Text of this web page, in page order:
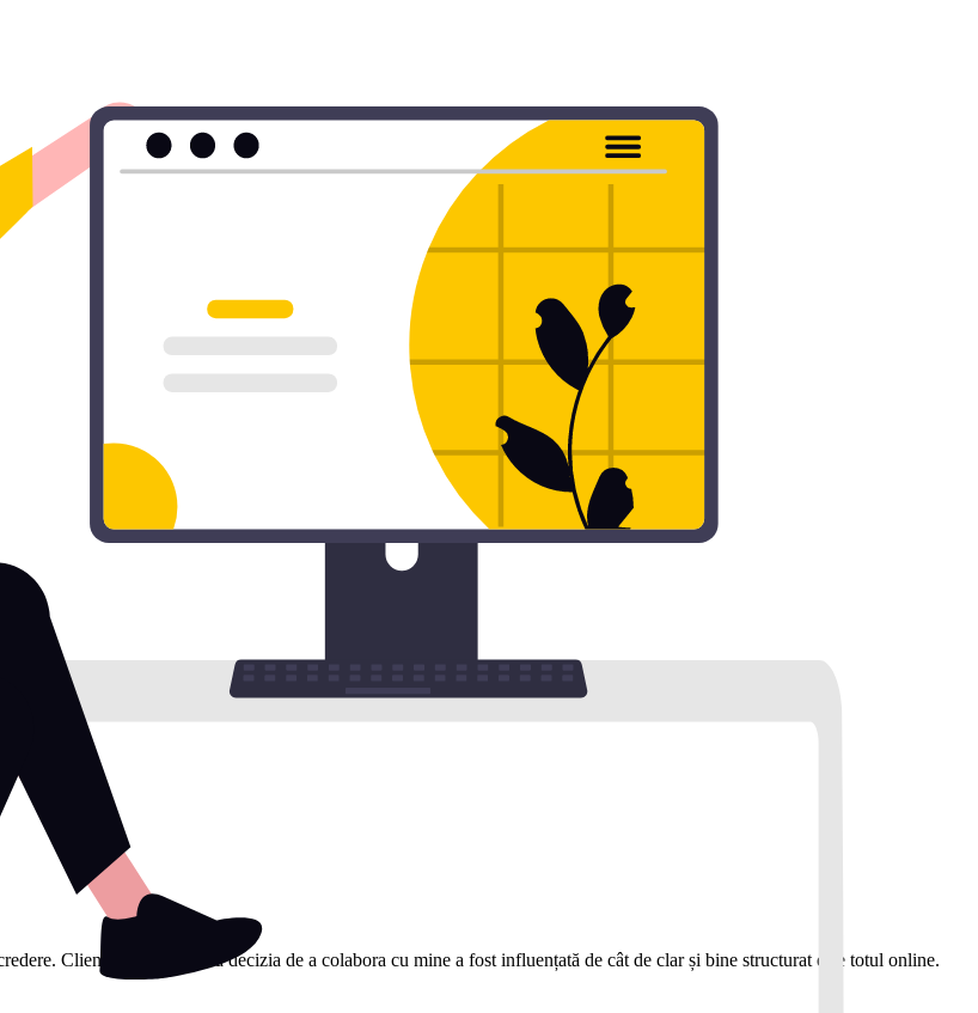
Clienții mi-au spus că decizia de a colabora cu mine a fost influențată de cât de clar și bine structurat este totul online.